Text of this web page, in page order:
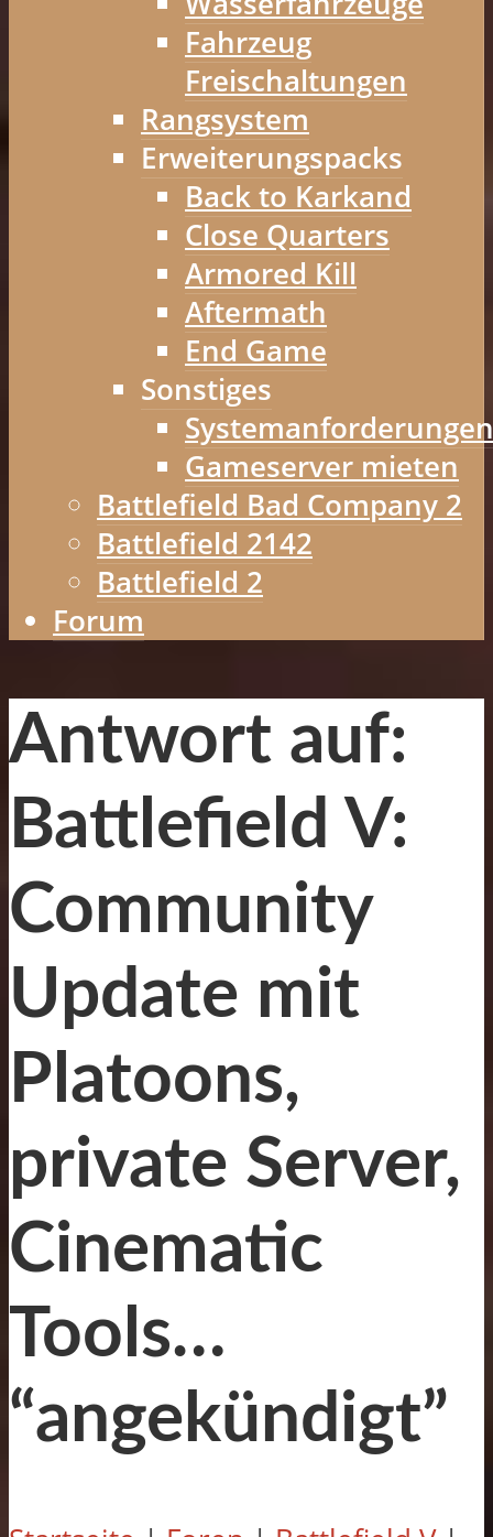
Fahrzeug
Freischaltungen
Rangsystem
Erweiterungspacks
Back to Karkand
Close Quarters
Armored Kill
Aftermath
End Game
Sonstiges
Systemanforderungen
Gameserver mieten
Battlefield Bad Company 2
Battlefield 2142
Battlefield 2
Forum
Antwort auf:
Battlefield V:
Community
Update mit
Platoons,
private Server,
Cinematic
Tools…
“angekündigt”